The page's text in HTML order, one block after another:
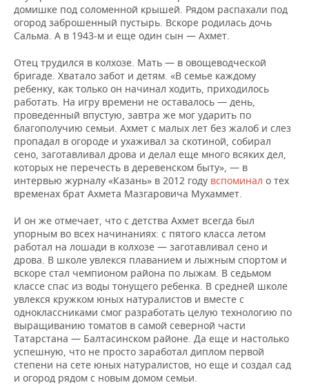
домишке под соломенной крышей. Рядом распахали под
огород заброшенный пустырь. Вскоре родилась дочь
Сальма. А в 1943-м и еще один сын — Ахмет.
Отец трудился в колхозе. Мать — в овощеводческой
бригаде. Хватало забот и детям. «В семье каждому
ребенку, как только он начинал ходить, приходилось
работать. На игру времени не оставалось — день,
проведенный впустую, завтра же мог ударить по
благополучию семьи. Ахмет с малых лет без жалоб и слез
пропадал в огороде и ухаживал за скотиной, собирал
сено, заготавливал дрова и делал еще много всяких дел,
которых не перечесть в деревенском быту», — в
интервью журналу «Казань» в 2012 году вспоминал о тех
временах брат Ахмета Мазгаровича Мухаммет.
И он же отмечает, что с детства Ахмет всегда был
упорным во всех начинаниях: с пятого класса летом
работал на лошади в колхозе — заготавливал сено и
дрова. В школе увлекся плаванием и лыжным спортом и
вскоре стал чемпионом района по лыжам. В седьмом
классе спас из воды тонущего ребенка. В средней школе
увлекся кружком юных натуралистов и вместе с
одноклассниками смог разработать целую технологию по
выращиванию томатов в самой северной части
Татарстана — Балтасинском районе. Да еще и настолько
успешную, что не просто заработал диплом первой
степени на сете юных натуралистов, но еще и создал сад
и огород рядом с новым домом семьи.